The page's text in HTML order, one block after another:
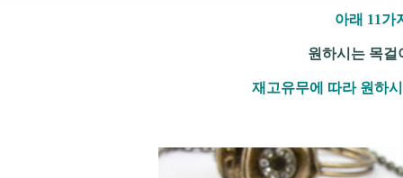
아래 11가
원하시는 목걸
재고유무에 따라 원하